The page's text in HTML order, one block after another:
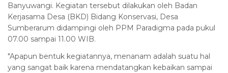
Banyuwangi. Kegiatan tersebut dilakukan oleh Badan
Kerjasama Desa (BKD) Bidang Konservasi, Desa
Sumberarum didampingi oleh PPM Paradigma pada pukul
07.00 sampai 11.00 WIB.
"Apapun bentuk kegiatannya, menanam adalah suatu hal
yang sangat baik karena mendatangkan kebaikan sampai